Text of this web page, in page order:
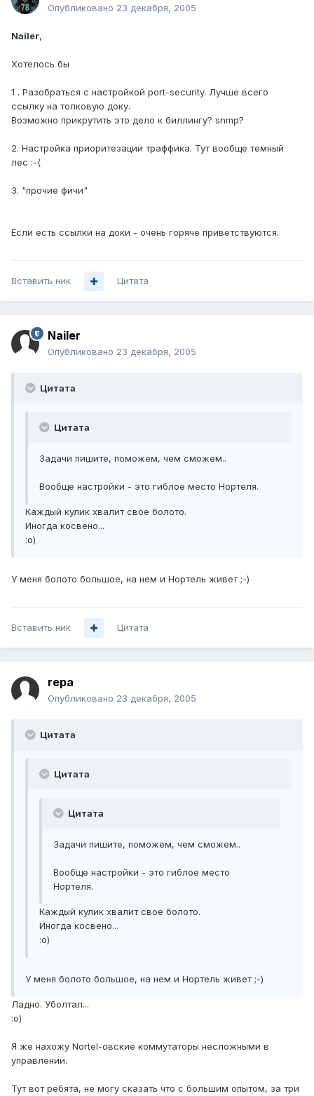
Опубликовано 23 декабря, 2005
Nailer,
Хотелось бы
1 . Разобраться с настройкой port-security. Лучше всего
ссылку на толковую доку.
Возможно прикрутить это дело к биллингу? snmp?
2. Настройка приоритезации траффика. Тут вообще темный
лес :-(
3. "прочие фичи"
Если есть ссылки на доки - очень горяче приветствуются.
Вставить ник Цитата
Nailer
Опубликовано 23 декабря, 2005
Цитата
Цитата
Задачи пишите, поможем, чем сможем..
Вообще настройки - это гиблое место Нортеля.
Каждый кулик хвалит свое болото.
Иногда косвено...
:о)
У меня болото большое, на нем и Нортель живет ;-)
Вставить ник Цитата
repa
Опубликовано 23 декабря, 2005
Цитата
Цитата
Цитата
Задачи пишите, поможем, чем сможем..
Вообще настройки - это гиблое место
Нортеля.
Каждый кулик хвалит свое болото.
Иногда косвено...
:о)
У меня болото большое, на нем и Нортель живет ;-)
Ладно. Уболтал...
:о)
Я же нахожу Nortel-овские коммутаторы несложными в
управлении.
Тут вот ребята, не могу сказать что с большим опытом, за три